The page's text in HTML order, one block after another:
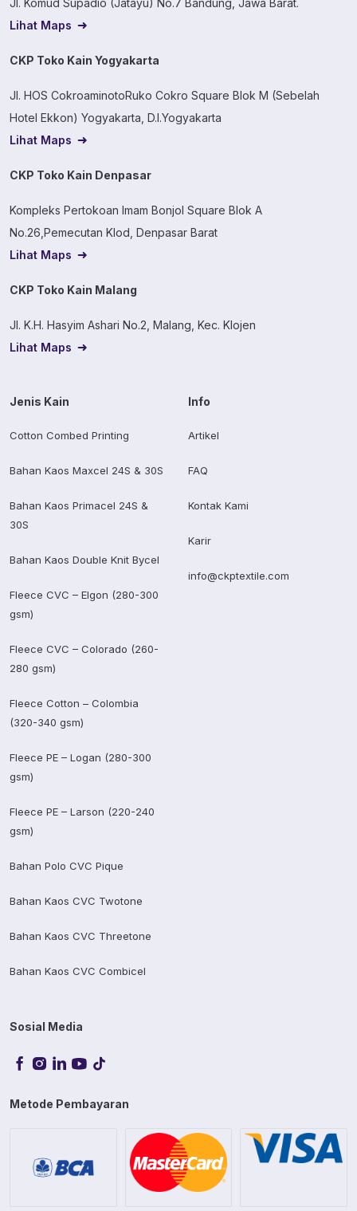
Jl. Komud Supadio (Jatayu) No.7 Bandung, Jawa Barat.
Lihat Maps
CKP Toko Kain Yogyakarta
Jl. HOS CokroaminotoRuko Cokro Square Blok M (Sebelah
Hotel Ekkon) Yogyakarta, D.I.Yogyakarta
Lihat Maps
CKP Toko Kain Denpasar
Kompleks Pertokoan Imam Bonjol Square Blok A
No.26,Pemecutan Klod, Denpasar Barat
Lihat Maps
CKP Toko Kain Malang
Jl. K.H. Hasyim Ashari No.2, Malang, Kec. Klojen
Lihat Maps
Jenis Kain
Cotton Combed Printing
Bahan Kaos Maxcel 24S & 30S
Bahan Kaos Primacel 24S &
30S
Bahan Kaos Double Knit Bycel
Fleece CVC – Elgon (280-300
gsm)
Fleece CVC – Colorado (260-
280 gsm)
Fleece Cotton – Colombia
(320-340 gsm)
Fleece PE – Logan (280-300
gsm)
Fleece PE – Larson (220-240
gsm)
Bahan Polo CVC Pique
Bahan Kaos CVC Twotone
Bahan Kaos CVC Threetone
Bahan Kaos CVC Combicel
Info
Artikel
FAQ
Kontak Kami
Karir
info@ckptextile.com
Sosial Media
Metode Pembayaran